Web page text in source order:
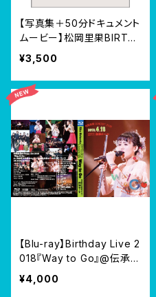
【写真集＋50分ドキュメント
ムービー】松岡里果BIRTH
DAY CONCERT 2023『KI
SEKI』@渋谷伝承ホール 2
023/04/14
¥3,500
【Blu-ray】Birthday Live 2
018『Way to Go』@伝承ホ
ール 2018/04/18
¥4,000